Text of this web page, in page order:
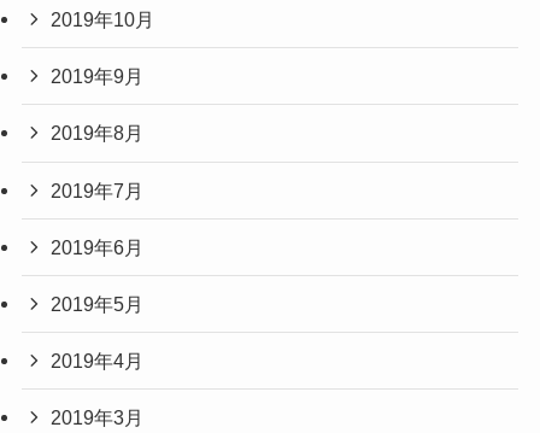
2019年10月
2019年9月
2019年8月
2019年7月
2019年6月
2019年5月
2019年4月
2019年3月